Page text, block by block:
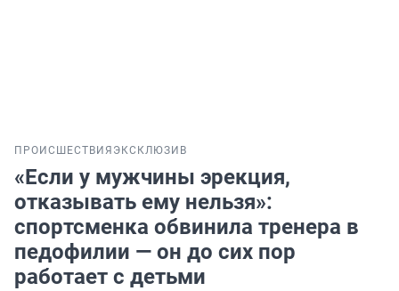
ПРОИСШЕСТВИЯ ЭКСКЛЮЗИВ
«Если у мужчины эрекция,
отказывать ему нельзя»:
спортсменка обвинила тренера в
педофилии — он до сих пор
работает с детьми